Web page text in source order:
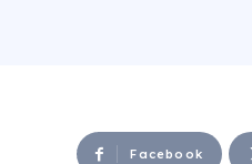
Facebook